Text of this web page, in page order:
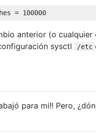
= 100000
anterior (o
sysctl
/etc
para mi!! Pero,